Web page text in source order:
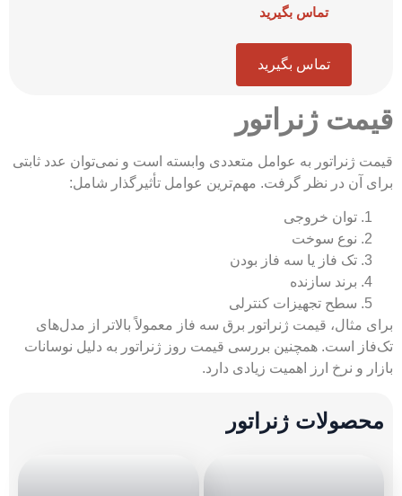
تماس بگیرید
تماس بگیرید
ژنراتور
به عوامل متعددی وابسته است و نمی‌توان عدد ثابتی
در نظر گرفت. مهم‌ترین عوامل تأثیرگذار شامل:
خروجی
سوخت
فاز یا سه‌ فاز بودن
سازنده
تجهیزات کنترلی
قیمت ژنراتور برق سه فاز معمولاً بالاتر از مدل‌های
همچنین بررسی قیمت روز ژنراتور به دلیل نوسانات
نرخ ارز اهمیت زیادی دارد.
ژنراتور